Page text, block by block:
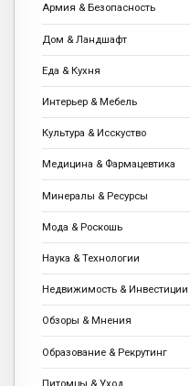
Армия & Безопасность
Дом & Ландшафт
Еда & Кухня
Интерьер & Мебель
Культура & Исскуство
Медицина & Фармацевтика
Минералы & Ресурсы
Мода & Роскошь
Наука & Технологии
Недвижимость & Инвестиции
Обзоры & Мнения
Образование & Рекрутинг
Питомцы & Уход